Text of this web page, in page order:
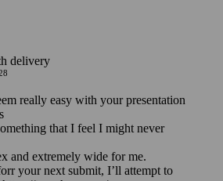
delivery
really easy with your presentation
that I feel I might never
and extremely wide for me.
your next submit, I’ll attempt to